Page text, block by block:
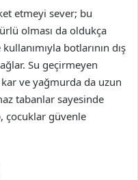
etmeyi sever; bu
olması da oldukça
botlarının dış
Su geçirmeyen
ve yağmurda da uzun
tabanlar sayesinde
çocuklar güvenle